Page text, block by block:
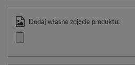
Dodaj własne zdjęcie produktu: